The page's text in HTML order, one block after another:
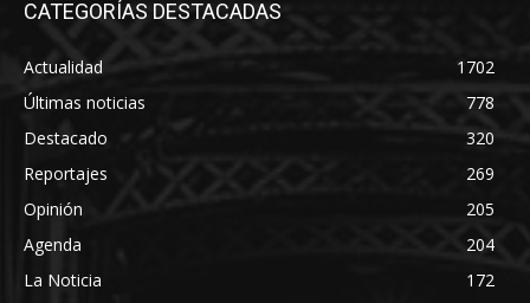
CATEGORÍAS DESTACADAS
Actualidad
1702
Últimas noticias
778
Destacado
320
Reportajes
269
Opinión
205
Agenda
204
La Noticia
172